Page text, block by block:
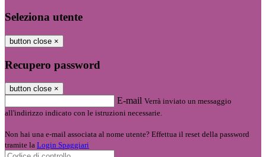
Seleziona utente
button close ×
Recupero password
button close ×
E-mail Verrà inviato un messaggio
all'indirizzo indicato con le istruzioni necessarie.
Non hai una e-mail associata al nome utente? Effettua il reset della password
tramite la Login Spaggiari